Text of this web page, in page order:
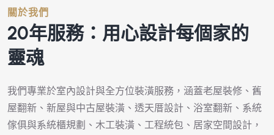
關於我們
20年服務： 用心設計每個家的
靈魂
我們專業於室內設計與全方位裝潢服務，涵蓋老屋裝修、舊
屋翻新、新屋與中古屋裝潢、透天厝設計、浴室翻新、系統
傢俱與系統櫃規劃、木工裝潢、工程統包、居家空間設計，